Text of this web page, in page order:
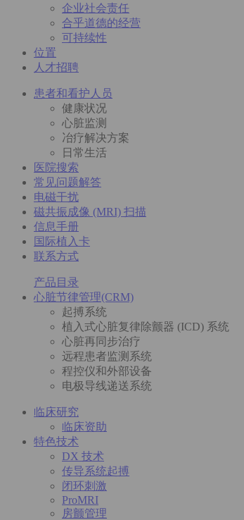
企业社会责任
合乎道德的经营
可持续性
位置
人才招聘
患者和看护人员
健康状况
心脏监测
冶疗解决方案
日常生活
医院搜索
常见问题解答
电磁干扰
磁共振成像 (MRI) 扫描
信息手册
国际植入卡
联系方式
产品目录
心脏节律管理(CRM)
起搏系统
植入式心脏复律除颤器 (ICD) 系统
心脏再同步治疗
远程患者监测系统
程控仪和外部设备
电极导线递送系统
临床研究
临床资助
特色技术
DX 技术
传导系统起搏
闭环刺激
ProMRI
房颤管理